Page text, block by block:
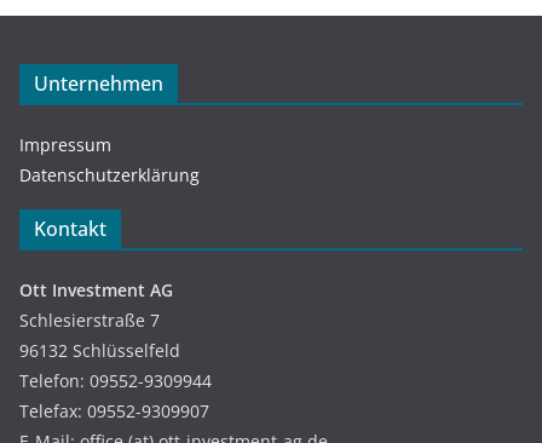
Unternehmen
Impressum
Datenschutzerklärung
Kontakt
Ott Investment AG
Schlesierstraße 7
96132 Schlüsselfeld
Telefon: 09552-9309944
Telefax: 09552-9309907